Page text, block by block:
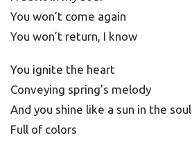
You won’t come again
You won’t return, I know
You ignite the heart
Conveying spring’s melody
And you shine like a sun in the soul
Full of colors